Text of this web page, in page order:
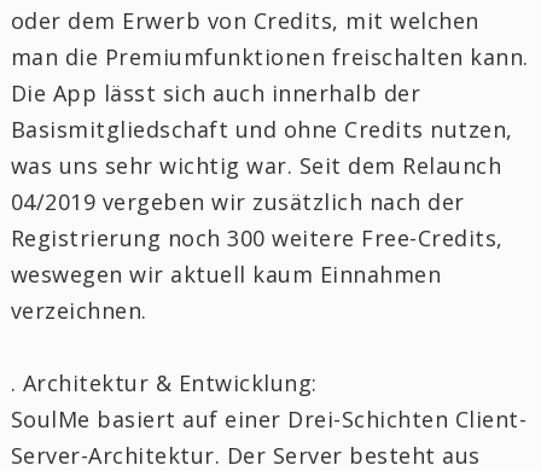
oder dem Erwerb von Credits, mit welchen
man die Premiumfunktionen freischalten kann.
Die App lässt sich auch innerhalb der
Basismitgliedschaft und ohne Credits nutzen,
was uns sehr wichtig war. Seit dem Relaunch
04/2019 vergeben wir zusätzlich nach der
Registrierung noch 300 weitere Free-Credits,
weswegen wir aktuell kaum Einnahmen
verzeichnen.
. Architektur & Entwicklung:
SoulMe basiert auf einer Drei-Schichten Client-
Server-Architektur. Der Server besteht aus